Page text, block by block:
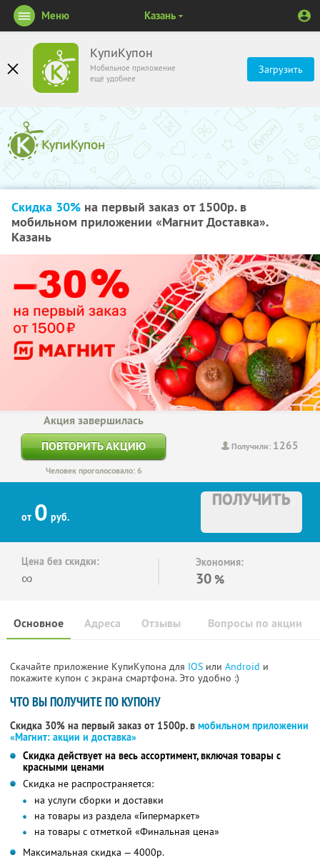
КупиКупон
Мобильное приложение
ещё удобнее
Загрузить
Меню Казань
Скидка 30% на первый заказ от 1500р. в
мобильном приложении «Магнит Доставка».
Казань
Получили: 1265
Акция завершилась
ПОВТОРИТЬ АКЦИЮ
Человек проголосовало: 6
от 0 руб.
ПОЛУЧИТЬ
Цена без скидки:
∞
Экономия:
30 %
Основное Отзывы Вопросы по акции
Адреса
Скачайте приложение КупиКупона для IOS или Android и
покажите купон с экрана смартфона. Это удобно :)
ЧТО ВЫ ПОЛУЧИТЕ ПО КУПОНУ
Скидка 30% на первый заказ от 1500р. в мобильном приложении
«Магнит: акции и доставка»
Скидка действует на весь ассортимент, включая товары с
красными ценами
Скидка не распространяется:
на услуги сборки и доставки
на товары из раздела «Гипермаркет»
на товары с отметкой «Финальная цена»
Максимальная скидка — 4000р.